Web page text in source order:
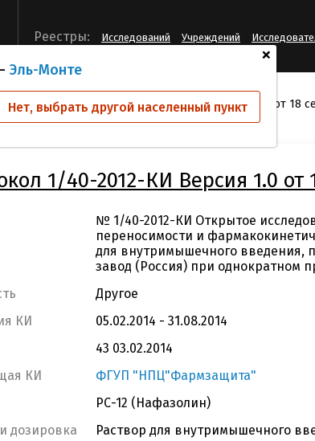
+
Эль-Монте
Нет, выбрать другой населенный пункт
Реестры: Исследований Учреждений
Протокол 1/40-2012-КИ Версия 1.0 от 18
1/40-2012-КИ Версия 1.0 от
№ 1/40-2012-КИ Открытое
переносимости и
для внутримышечного введения,
завод (Россия) при однократном
Другое
КИ
05.02.2014 - 31.08.2014
43 03.02.2014
КИ
ФГУП "НПЦ"Фармзащита"
РС-12 (Нафазолин)
дозировка
Раствор для внутримышечного